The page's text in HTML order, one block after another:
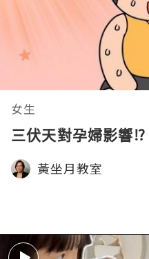
女生
三伏天對孕婦影響⁉️
黃坐月教室